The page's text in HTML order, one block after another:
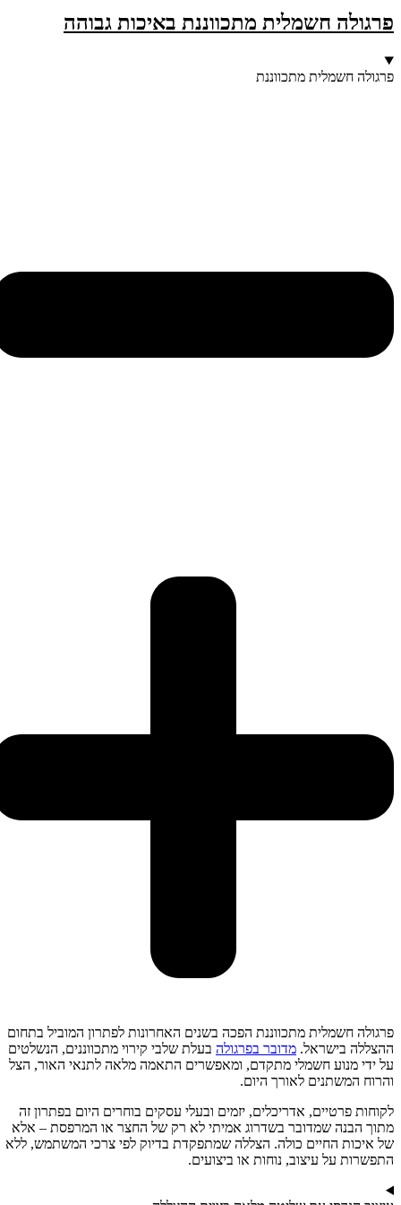
פרגולה חשמלית מתכווננת באיכות גבוהה
פרגולה חשמלית מתכווננת
פרגולה חשמלית מתכווננת הפכה בשנים האחרונות לפתרון המוביל בתחום
ההצללה בישראל.מדובר בפרגולהבעלת שלבי קירוי מתכווננים, הנשלטים
על ידי מנוע חשמלי מתקדם, ומאפשרים התאמה מלאה לתנאי האור, הצל
והרוח המשתנים לאורך היום.
לקוחות פרטיים, אדריכלים, יזמים ובעלי עסקים בוחרים היום בפתרון זה
מתוך הבנה שמדובר בשדרוג אמיתי לא רק של החצר או המרפסת – אלא
של איכות החיים כולה. הצללה שמתפקדת בדיוק לפי צרכי המשתמש, ללא
התפשרות על עיצוב, נוחות או ביצועים.